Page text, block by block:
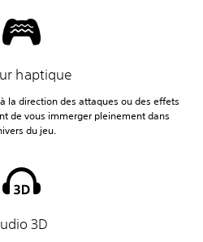
haptique
la direction des attaques ou des effets
de vous immerger pleinement dans
du jeu.
3D